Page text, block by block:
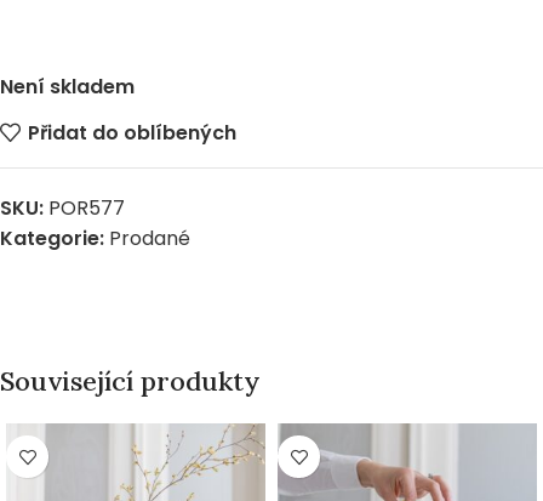
Není skladem
Přidat do oblíbených
SKU: POR577
Kategorie: Prodané
Související produkty
PRODÁNO PRODÁNO